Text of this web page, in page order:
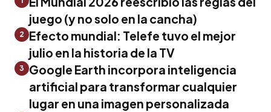
juego (y no solo en la cancha)
2
Efecto mundial: Telefe tuvo el mejor
julio en la historia de la TV
3
Google Earth incorpora inteligencia
artificial para transformar cualquier
lugar en una imagen personalizada